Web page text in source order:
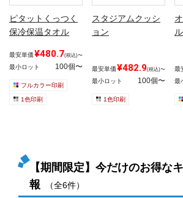
ピタットくっつく
保冷保温タオル
最安単価¥480.7(税込)〜
最小ロット 100個〜
フルカラー印刷
1色印刷
スタジアムクッシ
ョン
最安単価¥482.9(税込)〜
最小ロット 100個〜
1色印刷
最
最
【期間限定】今だけのお得な
報
（全6件）